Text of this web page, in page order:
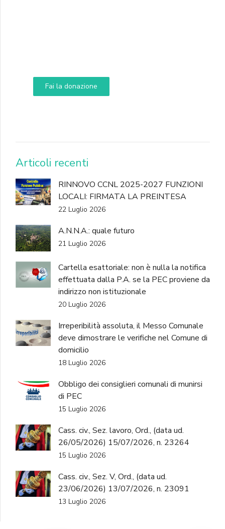
Fai la donazione
DONA
Articoli recenti
RINNOVO CCNL 2025-2027 FUNZIONI
LOCALI: FIRMATA LA PREINTESA
22 Luglio 2026
A.N.N.A.: quale futuro
21 Luglio 2026
Cartella esattoriale: non è nulla la notifica
effettuata dalla P.A. se la PEC proviene da
indirizzo non istituzionale
20 Luglio 2026
Irreperibilità assoluta, il Messo Comunale
deve dimostrare le verifiche nel Comune di
domicilio
18 Luglio 2026
Obbligo dei consiglieri comunali di munirsi
di PEC
15 Luglio 2026
Cass. civ., Sez. lavoro, Ord., (data ud.
26/05/2026) 15/07/2026, n. 23264
15 Luglio 2026
Cass. civ., Sez. V, Ord., (data ud.
23/06/2026) 13/07/2026, n. 23091
13 Luglio 2026